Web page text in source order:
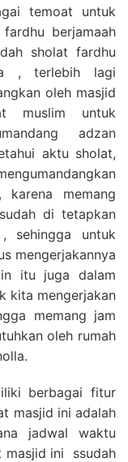
temoat untuk
berjamaah
sholat fardhu
, terlebih lagi
oleh masjid
muslim untuk
adzan
aktu sholat,
memang
di tetapkan
sehingga untuk
mengerjakannya
itu juga dalam
kita mengerjakan
memang jam
oleh rumah
berbagai fitur
masjid ini adalah
jadwal waktu
masjid ini ssudah